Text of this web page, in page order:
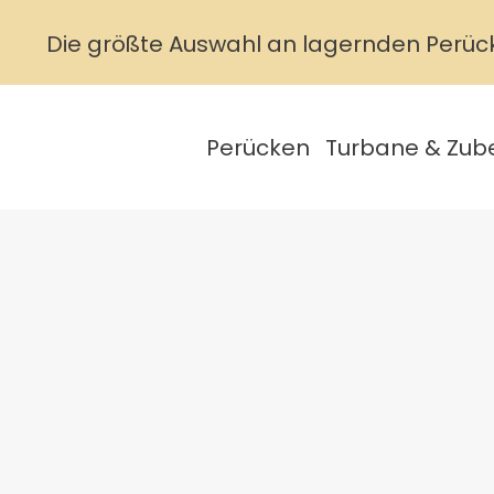
Die größte Auswahl an lagernden
Perücken Turbane &